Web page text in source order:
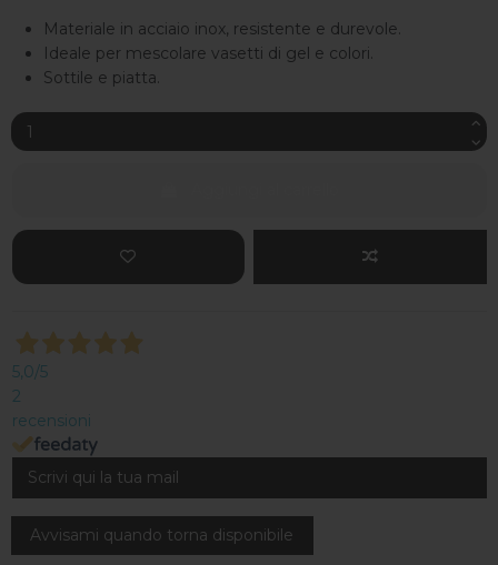
Materiale in acciaio inox, resistente e durevole.
Ideale per mescolare vasetti di gel e colori.
Sottile e piatta.
5,0/5
2
recensioni